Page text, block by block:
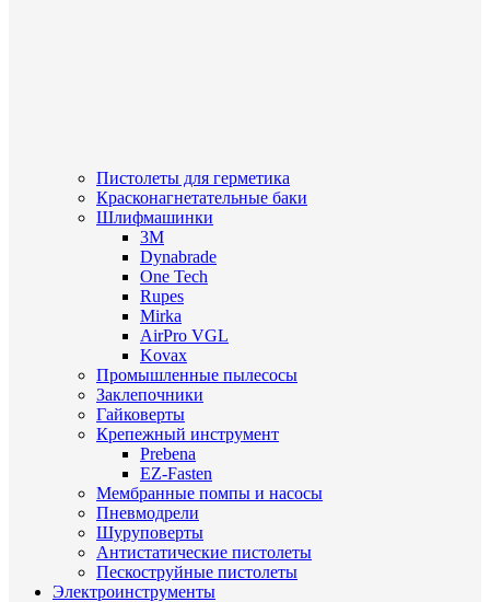
Пистолеты для герметика
Красконагнетательные баки
Шлифмашинки
3M
Dynabrade
One Tech
Rupes
Mirka
AirPro VGL
Kovax
Промышленные пылесосы
Заклепочники
Гайковерты
Крепежный инструмент
Prebena
EZ-Fasten
Мембранные помпы и насосы
Пневмодрели
Шуруповерты
Антистатические пистолеты
Пескоструйные пистолеты
Электроинструменты